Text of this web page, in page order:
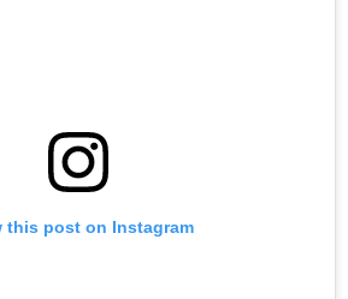
this post on Instagram